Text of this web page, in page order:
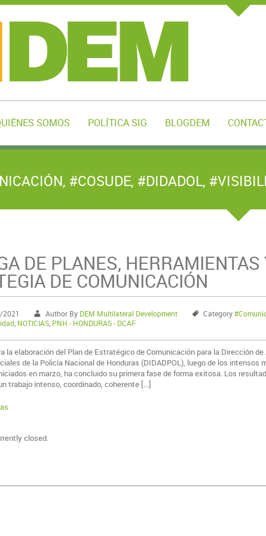
SOMOS POLÍTICA SIG BLOGDEM
, #COSUDE, #DIDADOL,
DE PLANES, HERRAMIENTAS
DE COMUNICACIÓN
2021 Author By DEM Multilateral Development Category
NOTICIAS PNH - HONDURAS - DCAF
la elaboración del Plan de Estratégico de Comunicación para la Dirección
de la Policía Nacional de Honduras (DIDADPOL), luego de los intensos
en marzo, ha concluido su primera fase de forma exitosa. Los
trabajo intenso, coordinado, coherente […]
closed.